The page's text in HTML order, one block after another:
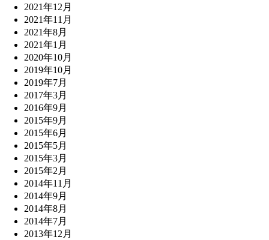
2021年12月
2021年11月
2021年8月
2021年1月
2020年10月
2019年10月
2019年7月
2017年3月
2016年9月
2015年9月
2015年6月
2015年5月
2015年3月
2015年2月
2014年11月
2014年9月
2014年8月
2014年7月
2013年12月